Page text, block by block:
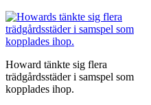
Howard tänkte sig flera
trädgårdsstäder i samspel som
kopplades ihop.